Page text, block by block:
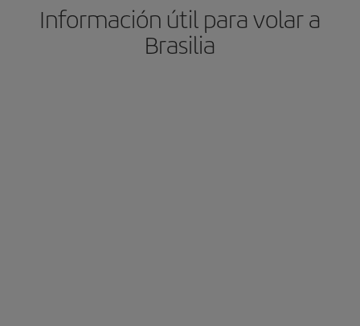
Información útil para volar a
Brasilia